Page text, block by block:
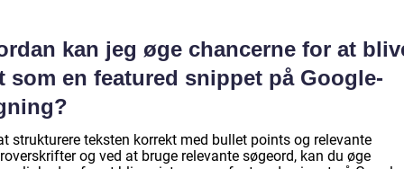
kan jeg øge chancerne for at
som en featured snippet på Google-
strukturere teksten korrekt med bullet points og relevante
og ved at bruge relevante søgeord, kan du øge